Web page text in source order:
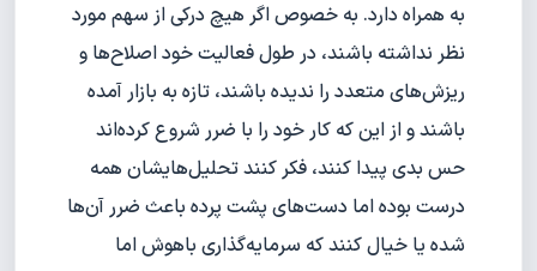
به همراه دارد. به خصوص اگر هیچ درکی از سهم مورد
نظر نداشته باشند، در طول فعالیت‌ خود اصلاح‌ها و
ریزش‌های متعدد را ندیده باشند، تازه به بازار آمده
باشند و از این که کار خود را با ضرر شروع کرده‌اند
حس بدی پیدا کنند، فکر کنند تحلیل‌هایشان همه
درست بوده اما دست‌های پشت پرده باعث ضرر آن‌ها
شده یا خیال کنند که سرمایه‌گذاری باهوش اما